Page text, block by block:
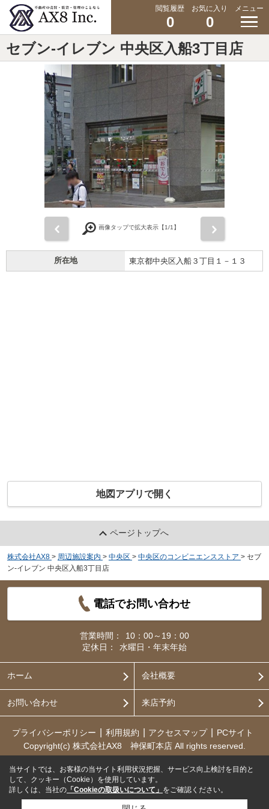
閲覧履歴
0
お気に入り
0
メニュー
セブン-イレブン 中央区入船3丁目店
画像タップで拡大表示【1/1】
所在地 東京都中央区入船３丁目１－１３
地図アプリで開く
ページトップへ
株式会社AX8 > 周辺施設案内 > 中央区 > 中央区のコンビニエンスストア > セブ
ン-イレブン 中央区入船3丁目店
電話でお問い合わせ
営業時間：
10：00～19：00
定休日：
水曜日・年末年始
ホーム 会社概要
お問い合わせ 来店予約
プライバシーポリシー 利用規約 アクセスマップ
PCサイト
Copyright(c) 株式会社AX8 神保町本店 All rights reserved.
当サイトでは、お客様の当サイト利用状況把握、サービス向上検討を目的と
して、クッキー（Cookie）を使用しています。
詳しくは、当社の 「Cookieの取扱いについて」 をご確認ください。